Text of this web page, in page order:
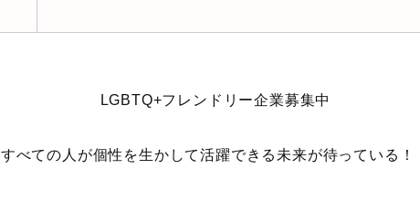
LGBTQ+フレンドリー企業募集中
すべての人が個性を生かして活躍できる未来が待っている！